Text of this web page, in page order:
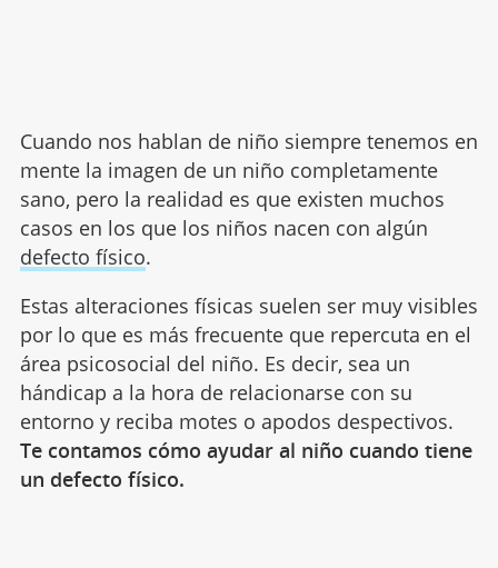
Cuando nos hablan de niño siempre tenemos en
mente la imagen de un niño completamente
sano, pero la realidad es que existen muchos
casos en los que los niños nacen con algún
defecto físico.
Estas alteraciones físicas suelen ser muy visibles
por lo que es más frecuente que repercuta en el
área psicosocial del niño. Es decir, sea un
hándicap a la hora de relacionarse con su
entorno y reciba motes o apodos despectivos.
Te contamos cómo ayudar al niño cuando tiene
un defecto físico.